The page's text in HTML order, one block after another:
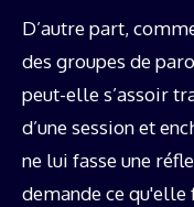
D’autre part,
des groupes de
peut-elle s’assoir
d’une session et
ne lui fasse une
demande ce